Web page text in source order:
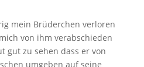
mein Brüderchen verloren
von ihm verabschieden
gut zu sehen dass er von
umgeben auf seine